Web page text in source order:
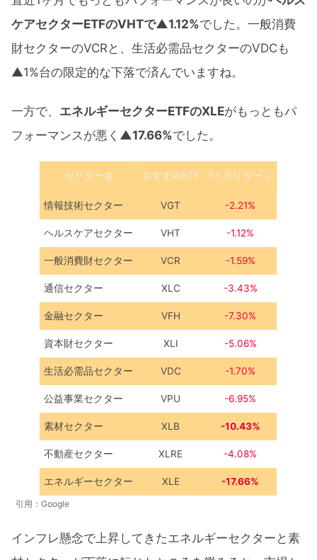
ケアセクターETFのVHTで▲1.12%でした。一般消費
財セクターのVCRと、生活必需品セクターのVDCも
▲1%台の限定的な下落で済んでいますね。
一方で、 エネルギーセクターETFのXLEがもっともパ
フォーマンスが悪く ▲17.66%でした。
セクター名 おすすめETF 1ヶ月リターン
情報技術セクター VGT -2.21%
ヘルスケアセクター VHT -1.12%
一般消費財セクター VCR -1.59%
通信セクター XLC -3.43%
金融セクター VFH -7.30%
資本財セクター XLI -5.06%
生活必需品セクター VDC -1.70%
公益事業セクター VPU -6.95%
素材セクター XLB -10.43%
不動産セクター XLRE -4.08%
エネルギーセクター XLE -17.66%
引用：Google
インフレ懸念で上昇してきたエネルギーセクターと素